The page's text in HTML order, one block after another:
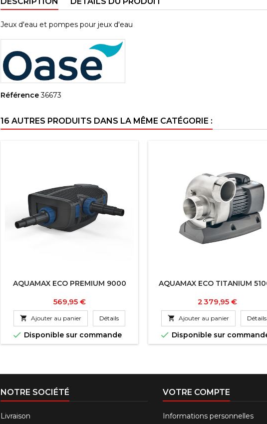
Jeux d'eau et pompes pour jeux d'eau
Référence 36673
16 AUTRES PRODUITS DANS LA MÊME CATÉGORIE :
AQUAMAX ECO PREMIUM 9000
Prix
569,95 €
 Ajouter au panier Détails
 Disponible sur commande
AQUAMAX ECO TITANIUM
Prix
2 379,95 €
 Ajouter au panier Détails
 Disponible sur
NOTRE SOCIÉTÉ
Livraison
VOTRE COMPTE
Informations personnelles